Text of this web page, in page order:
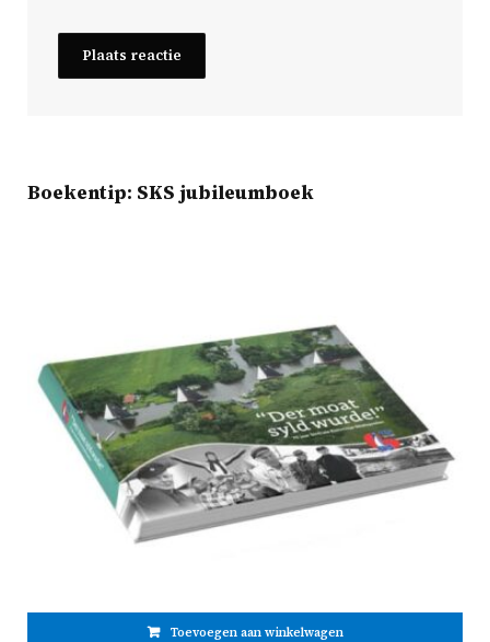
Boekentip: SKS jubileumboek
Toevoegen aan winkelwagen